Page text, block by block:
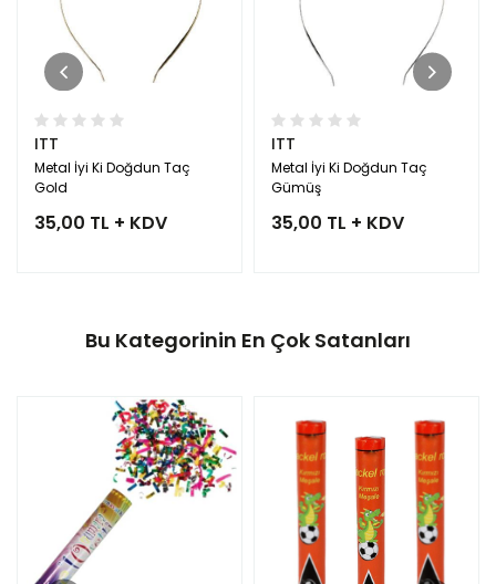
ITT
Metal İyi Ki Doğdun Taç
Gold
35,00 TL + KDV
ITT
Metal İyi Ki Doğdun Taç
Gümüş
35,00 TL + KDV
Bu Kategorinin En Çok Satanları